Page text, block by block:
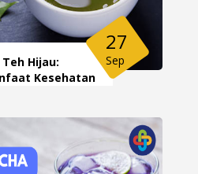
Hijau:
Kesehatan
27
Sep